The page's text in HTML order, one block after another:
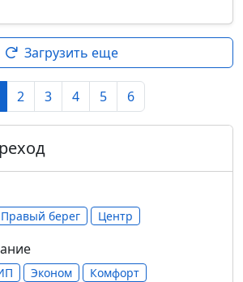
Загрузить еще
2 3 4 5 6
Правый берег Центр
Эконом Комфорт